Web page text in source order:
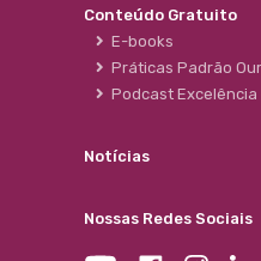
Conteúdo Gratuito
E-books
Práticas Padrão
Podcast Excelência
Notícias
Nossas Redes Sociais